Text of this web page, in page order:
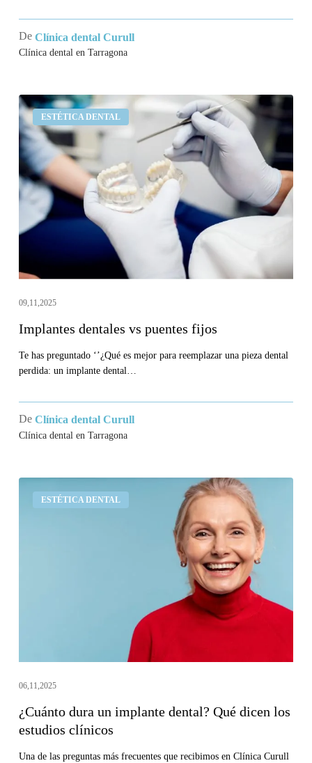
De Clínica dental Curull
Clínica dental en Tarragona
ESTÉTICA DENTAL
Implantes
dentales
vs
puentes
fijos
09,11,2025
Implantes dentales vs puentes fijos
Te has preguntado ‘’¿Qué es mejor para reemplazar una pieza dental
perdida: un implante dental…
De Clínica dental Curull
Clínica dental en Tarragona
ESTÉTICA DENTAL
clínicos
06,11,2025
¿Cuánto dura un implante dental? Qué dicen los
estudios clínicos
Una de las preguntas más frecuentes que recibimos en Clínica Curull